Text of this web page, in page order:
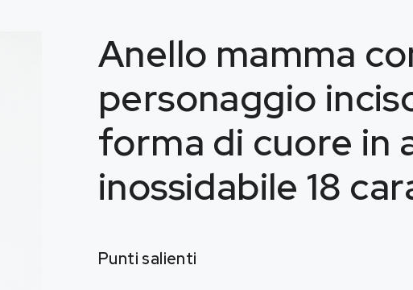
Anello mamma
personaggio
forma di cuore in
inossidabile 18
Punti salienti